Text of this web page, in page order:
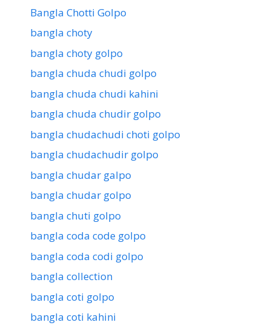
Bangla Chotti Golpo
bangla choty
bangla choty golpo
bangla chuda chudi golpo
bangla chuda chudi kahini
bangla chuda chudir golpo
bangla chudachudi choti golpo
bangla chudachudir golpo
bangla chudar galpo
bangla chudar golpo
bangla chuti golpo
bangla coda code golpo
bangla coda codi golpo
bangla collection
bangla coti golpo
bangla coti kahini